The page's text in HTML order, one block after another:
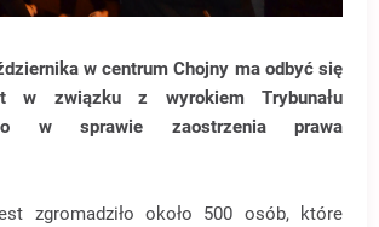
w centrum Chojny ma odbyć się
w związku z wyrokiem Trybunału
w sprawie zaostrzenia prawa
zgromadziło około 500 osób, które